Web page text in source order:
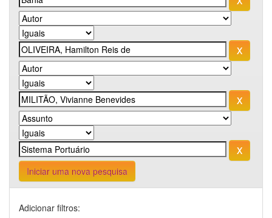
Iniciar uma nova pesquisa
Adicionar filtros: